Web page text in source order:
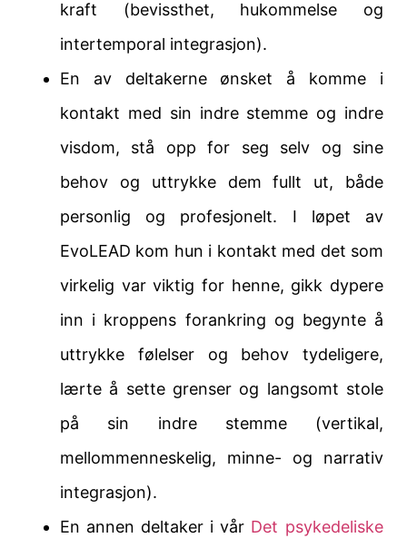
kraft (bevissthet, hukommelse og
intertemporal integrasjon).
En av deltakerne ønsket å komme i
kontakt med sin indre stemme og indre
visdom, stå opp for seg selv og sine
behov og uttrykke dem fullt ut, både
personlig og profesjonelt. I løpet av
EvoLEAD kom hun i kontakt med det som
virkelig var viktig for henne, gikk dypere
inn i kroppens forankring og begynte å
uttrykke følelser og behov tydeligere,
lærte å sette grenser og langsomt stole
på sin indre stemme (vertikal,
mellommenneskelig, minne- og narrativ
integrasjon).
En annen deltaker i vår Det psykedeliske